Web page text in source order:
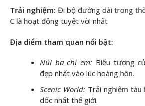
Trải nghiệm: Đi bộ đường dài trong
C là hoạt động tuyệt vời nhất
Địa điểm tham quan nổi bật:
Núi ba chị em: Biểu tượng
đẹp nhất vào lúc hoàng hôn.
Scenic World: Trải nghiệm tàu
dốc nhất thế giới.